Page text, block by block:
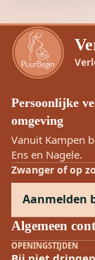
Persoonlijke
omgeving
Vanuit Kampen
Ens en Nagele.
Zwanger of op
Aanmelden
Algemeen
OPENINGSTIJDEN